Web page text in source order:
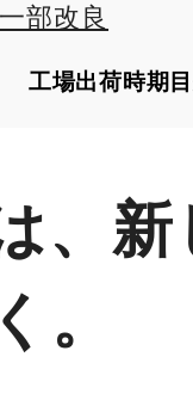
部改良
工場出荷時期
、新
。